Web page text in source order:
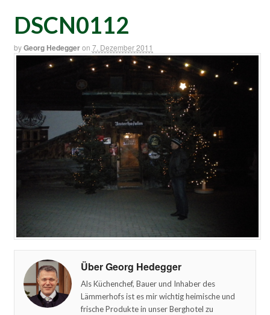
DSCN0112
byGeorg Hedeggeron 7. Dezember 2011
Über Georg Hedegger
Als Küchenchef, Bauer und Inhaber des
Lämmerhofs ist es mir wichtig heimische und
frische Produkte in unser Berghotel zu